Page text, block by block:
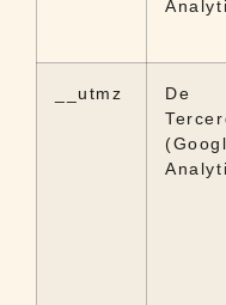
__utmz
De